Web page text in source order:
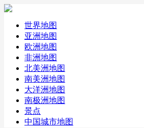
世界地图
亚洲地图
欧洲地图
非洲地图
北美洲地图
南美洲地图
大洋洲地图
南极洲地图
景点
中国城市地图